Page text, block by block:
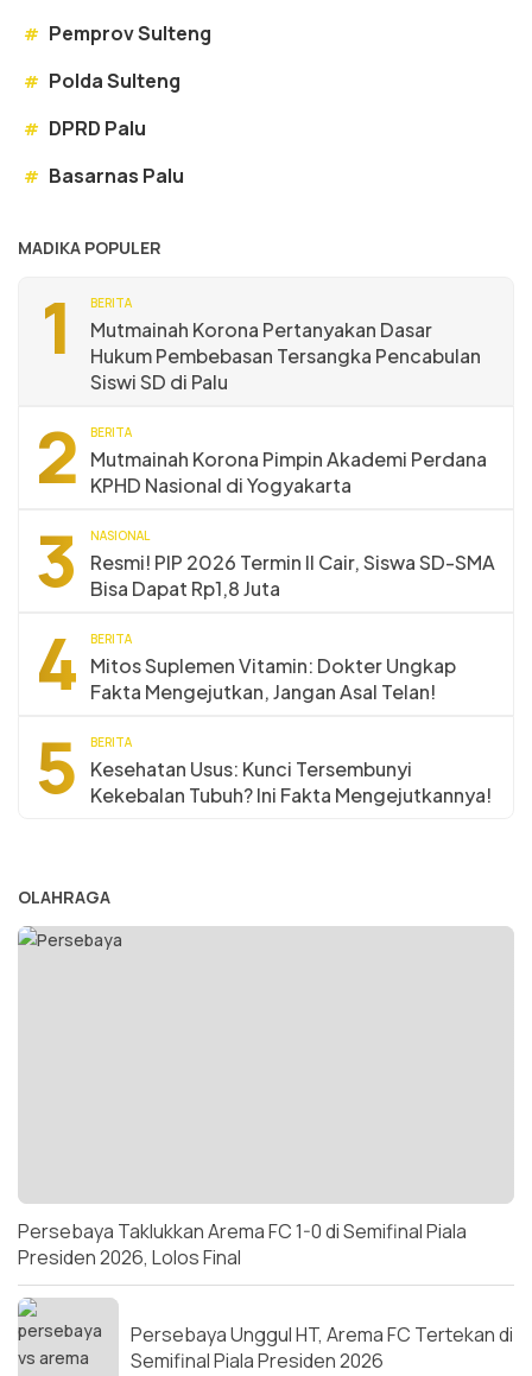
# Pemprov Sulteng
# Polda Sulteng
# DPRD Palu
# Basarnas Palu
MADIKA POPULER
1 BERITA
Mutmainah Korona Pertanyakan Dasar
Hukum Pembebasan Tersangka Pencabulan
Siswi SD di Palu
2 BERITA
Mutmainah Korona Pimpin Akademi Perdana
KPHD Nasional di Yogyakarta
3 NASIONAL
Resmi! PIP 2026 Termin II Cair, Siswa SD-SMA
Bisa Dapat Rp1,8 Juta
4 BERITA
Mitos Suplemen Vitamin: Dokter Ungkap
Fakta Mengejutkan, Jangan Asal Telan!
5 BERITA
Kesehatan Usus: Kunci Tersembunyi
Kekebalan Tubuh? Ini Fakta Mengejutkannya!
OLAHRAGA
Persebaya Taklukkan Arema FC 1-0 di Semifinal Piala
Presiden 2026, Lolos Final
Persebaya Unggul HT, Arema FC Tertekan di
Semifinal Piala Presiden 2026